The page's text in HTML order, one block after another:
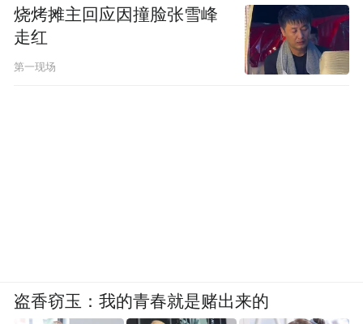
烧烤摊主回应因撞脸张雪峰
走红
第一现场
盗香窃玉：我的青春就是赌出来的